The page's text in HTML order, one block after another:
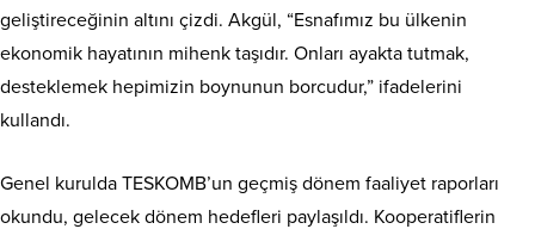
geliştireceğinin altını çizdi. Akgül, “Esnafımız bu ülkenin
ekonomik hayatının mihenk taşıdır. Onları ayakta tutmak,
desteklemek hepimizin boynunun borcudur,” ifadelerini
kullandı.
Genel kurulda TESKOMB’un geçmiş dönem faaliyet raporları
okundu, gelecek dönem hedefleri paylaşıldı. Kooperatiflerin